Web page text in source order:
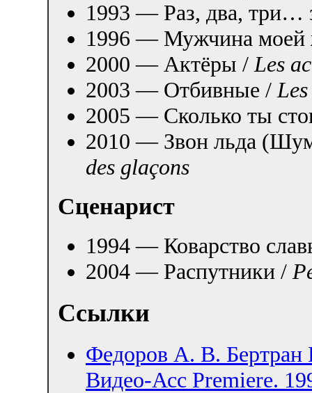
1993 — Раз, два, три…
1996 — Мужчина
2000 — Актёры /Les
2003 — Отбивные /
2005 — Сколько ты
2010 — Звон льда
des glaçons
Сценарист
1994 — Коварство
2004 — Распутники /
Ссылки
Федоров А. В. Бертран
Видео-Асс Premiere.